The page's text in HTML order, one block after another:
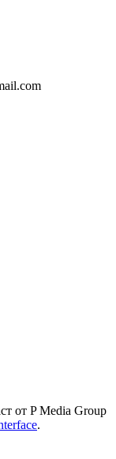
от P Media Group
.